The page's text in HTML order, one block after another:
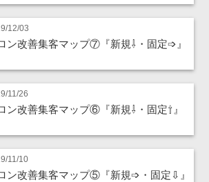
12/03
ン改善集客マップ⑦『新規⇩・固定➩』
11/26
ン改善集客マップ⑥『新規⇩・固定⇧』
11/10
ン改善集客マップ⑤『新規➩・固定⇩』